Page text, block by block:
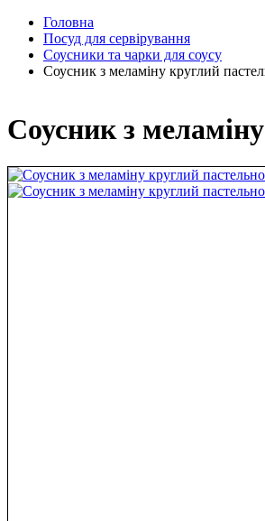
Головна
Посуд для сервірування
Соусники та чарки для соусу
Соусник з меламіну круглий
Соусник з